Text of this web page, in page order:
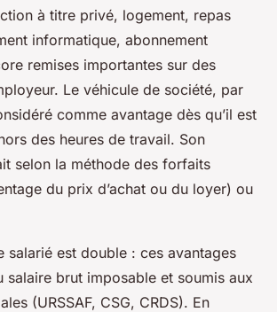
à titre privé, logement, repas
informatique, abonnement
remises importantes sur des
Le véhicule de société, par
comme avantage dès qu’il est
des heures de travail. Son
selon la méthode des forfaits
du prix d’achat ou du loyer) ou
salarié est double : ces avantages
salaire brut imposable et soumis aux
(URSSAF, CSG, CRDS). En